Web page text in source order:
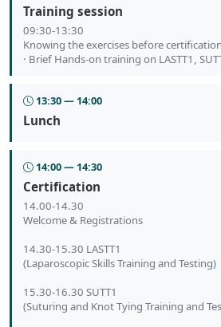
Training session
09:30-13:30
Knowing the exercises before
· Brief Hands-on training on LASTT1,
13:30 — 14:00
Lunch
14:00 — 14:30
Certification
14.00-14.30
Welcome & Registrations
14.30-15.30 LASTT1
(Laparoscopic Skills Training and Testing)
15.30-16.30 SUTT1
(Suturing and Knot Tying Training and